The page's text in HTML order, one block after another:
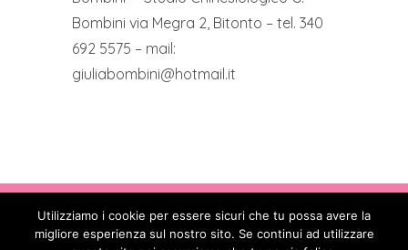
Bombini via Megra 2, Bitonto – tel. 340
692 5575 – mail:
giuliabombini@hotmail.it
Copyright © 2017 - 2026. All Rights
Reserved - Codice Fiscale: 90088850582 -
Utilizziamo i cookie per essere sicuri che tu possa avere la
migliore esperienza sul nostro sito. Se continui ad utilizzare